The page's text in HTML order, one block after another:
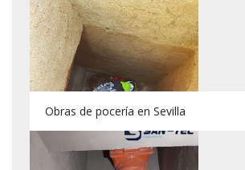
Obras de pocería en Sevilla